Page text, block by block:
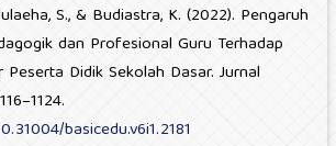
S., & Budiastra, K. (2022). Pengaruh
dan Profesional Guru Terhadap
Didik Sekolah Dasar. Jurnal
basicedu.v6i1.2181